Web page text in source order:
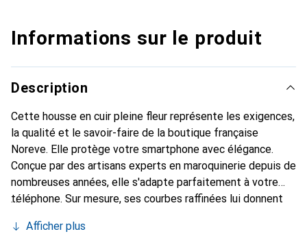
Informations sur le produit
Description
Cette housse en cuir pleine fleur représente les exigences,
la qualité et le savoir-faire de la boutique française
Noreve. Elle protège votre smartphone avec élégance.
Conçue par des artisans experts en maroquinerie depuis de
nombreuses années, elle s'adapte parfaitement à votre
téléphone. Sur mesure, ses courbes raffinées lui donnent
et indispensable pour votre smartphone. Reconnaître
Afficher plus